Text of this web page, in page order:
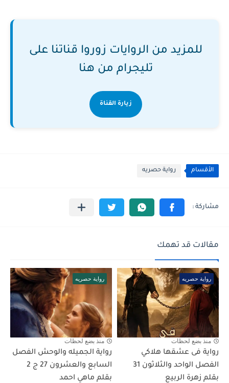
للمزيد من الروايات زوروا قناتنا على
تليجرام من هنا
زيارة القناة
الأقسام رواية حصريه
مقالات قد تهمك
رواية حصريه
منذ بضع لحظات
رواية فى عشقها هلاكي
الفصل الواحد والثلاثون 31
بقلم زهرة الربيع
رواية حصريه
منذ بضع لحظات
رواية الجميله والوحش الفصل
السابع والعشرون 27 ج 2
بقلم ماهي احمد